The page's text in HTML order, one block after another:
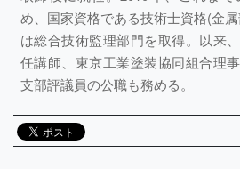
め、国家資格である技術士資格(金
は総合技術監理部門を取得。以来
任講師、東京工業塗装協同組合理
支部評議員の公職も務める。